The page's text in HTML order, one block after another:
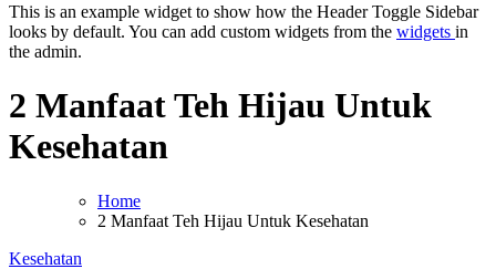
This is an example widget to show how the Header Toggle Sidebar
looks by default. You can add custom widgets from the widgets in
the admin.
2 Manfaat Teh Hijau Untuk
Kesehatan
Home
2 Manfaat Teh Hijau Untuk Kesehatan
Kesehatan